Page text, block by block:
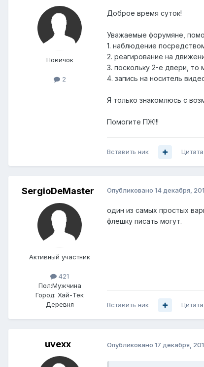
Новичок
2
Доброе время суток!
Уважаемые форумяне,
1. наблюдение
2. реагирование на
3. поскольку 2-е двери,
4. запись на носитель
Я только знакомлюсь с
Помогите ПЖ!!!
Вставить ник Цитата
SergioDeMaster
Активный участник
421
Пол:Мужчина
Город: Хай-Тек
Деревня
Опубликовано 14 декабря,
один из самых простых
флешку писать могут.
Вставить ник Цитата
uvexx Опубликовано 17 декабря,